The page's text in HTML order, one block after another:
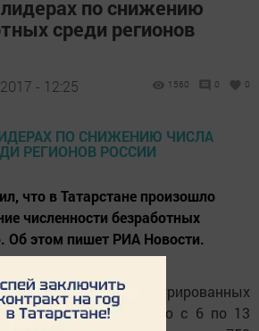
по снижению
среди регионов
- 12:25 1560 0 0
что в Татарстане произошло
численности безработных
Об этом пишет РИА Новости.
зарегистрированных
в России за неделю с 6 по 13